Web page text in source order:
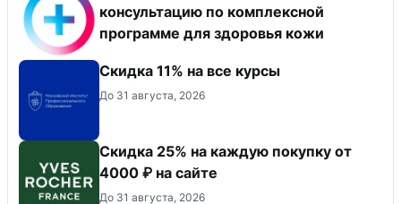
консультацию по комплексной
программе для здоровья кожи
Скидка 11% на все курсы
До 31 августа, 2026
Скидка 25% на каждую покупку от
4000 ₽ на сайте
До 31 августа, 2026